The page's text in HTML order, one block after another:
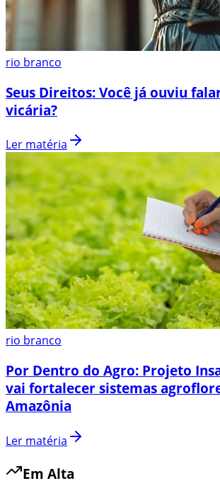
rio branco
Seus Direitos: Você já ouviu
vicária?
Ler matéria
rio branco
Por Dentro do Agro: Projeto
vai fortalecer sistemas
Amazônia
Ler matéria
Em Alta